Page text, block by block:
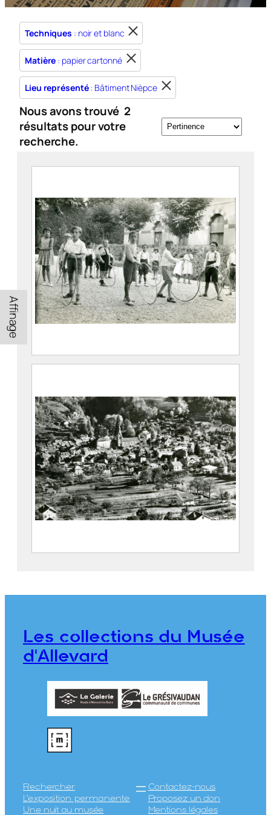
Techniques : noir et blanc
Matière : papier cartonné
Lieu représenté: Bâtiment Nièpce
Nous avons trouvé 2
résultats pour votre
recherche.
Affinage
Groupe d’enfants jouant aux cerceaux
1893 – Allevard, 1962)
CE2020.1.212
Allevard-les-Bains en gros plan
Marcellin, 1893 – Allevard, 1962)
CE2020.1.368
Les collections du Musée
d'Allevard
Rechercher
L’exposition permanente
Une nuit au musée
Contactez-nous
Proposez un don
Mentions légales